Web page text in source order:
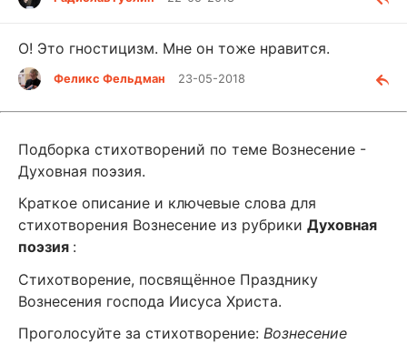
О! Это гностицизм. Мне он тоже нравится.
Феликс Фельдман 23-05-2018
Подборка стихотворений по теме Вознесение -
Духовная поэзия.
Краткое описание и ключевые слова для
стихотворения Вознесение из рубрики Духовная
поэзия :
Стихотворение, посвящённое Празднику
Вознесения господа Иисуса Христа.
Проголосуйте за стихотворение: Вознесение